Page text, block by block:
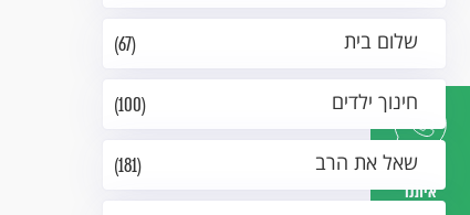
דברו
איתנו
(67) שלום בית
(100) חינוך ילדים
(181) שאל את הרב